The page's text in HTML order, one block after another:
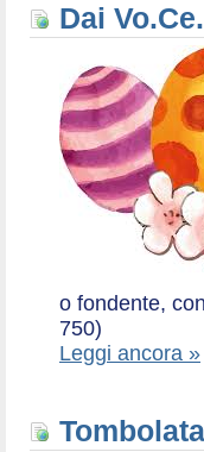
Dai
o fondente,
750)
Leggi ancora »